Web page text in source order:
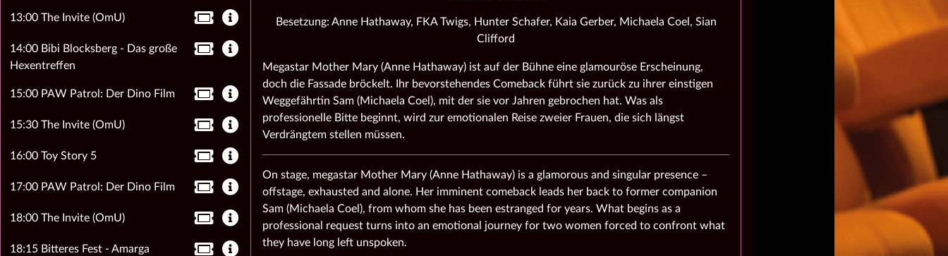
Besetzung: Anne Hathaway, FKA Twigs, Hunter Schafer, Kaia Gerber, Michaela Coel, Sian
Clifford
Megastar Mother Mary (Anne Hathaway) ist auf der Bühne eine glamouröse Erscheinung,
doch die Fassade bröckelt. Ihr bevorstehendes Comeback führt sie zurück zu ihrer einstigen
Weggefährtin Sam (Michaela Coel), mit der sie vor Jahren gebrochen hat. Was als
professionelle Bitte beginnt, wird zur emotionalen Reise zweier Frauen, die sich längst
Verdrängtem stellen müssen.
On stage, megastar Mother Mary (Anne Hathaway) is a glamorous and singular presence –
offstage, exhausted and alone. Her imminent comeback leads her back to former companion
Sam (Michaela Coel), from whom she has been estranged for years. What begins as a
professional request turns into an emotional journey for two women forced to confront what
they have long left unspoken.
13:00 The Invite (OmU)
14:00 Bibi Blocksberg - Das große
Hexentreffen
15:00 PAW Patrol: Der Dino Film
15:30 The Invite (OmU)
16:00 Toy Story 5
17:00 PAW Patrol: Der Dino Film
18:00 The Invite (OmU)
18:15 Bitteres Fest - Amarga